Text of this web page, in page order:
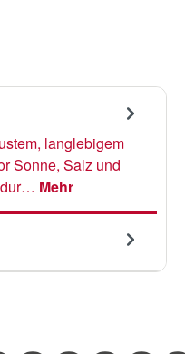
langlebigem
Sonne, Salz und
dur… Mehr